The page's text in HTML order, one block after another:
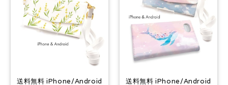
送料無料 iPhone/Android
送料無料 iPhone/Android